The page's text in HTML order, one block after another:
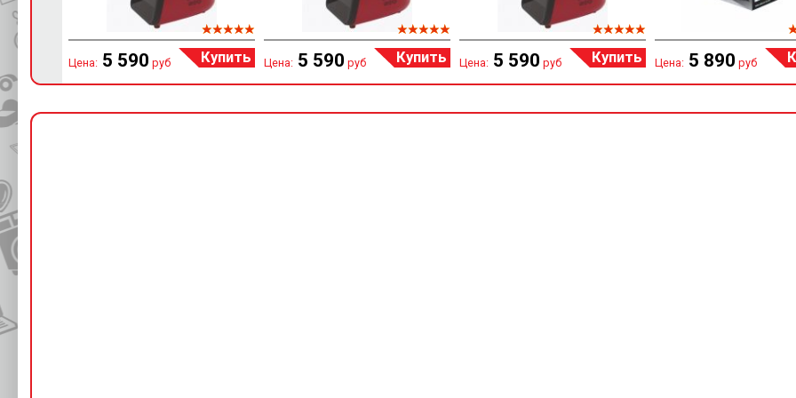
Цена: 5 590 руб Купить Цена: 5 590 руб Купить Цена: 5 590 руб Купить Цена: 5 890 руб